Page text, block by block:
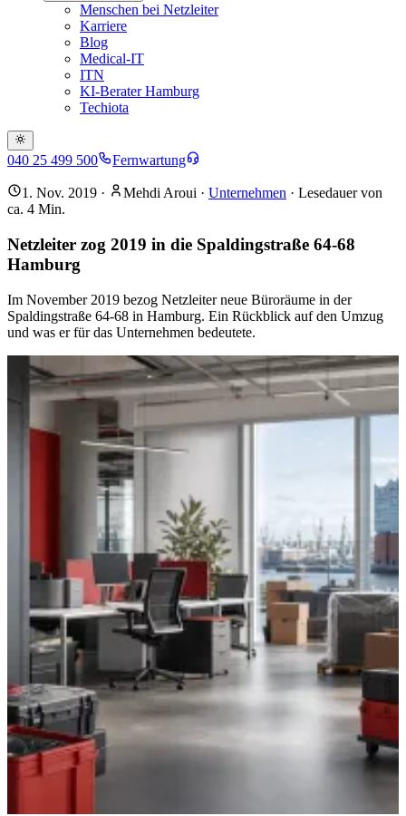
Menschen bei Netzleiter
Karriere
Blog
Medical-IT
ITN
KI-Berater Hamburg
Techiota
040 25 499 500 Fernwartung
1. Nov. 2019 · Mehdi Aroui · Unternehmen · Lesedauer von
ca. 4 Min.
Netzleiter zog 2019 in die Spaldingstraße 64-68
Hamburg
Im November 2019 bezog Netzleiter neue Büroräume in der
Spaldingstraße 64-68 in Hamburg. Ein Rückblick auf den Umzug
und was er für das Unternehmen bedeutete.